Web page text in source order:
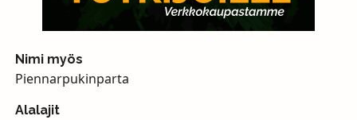
Nimi myös
Piennarpukinparta
Alalajit